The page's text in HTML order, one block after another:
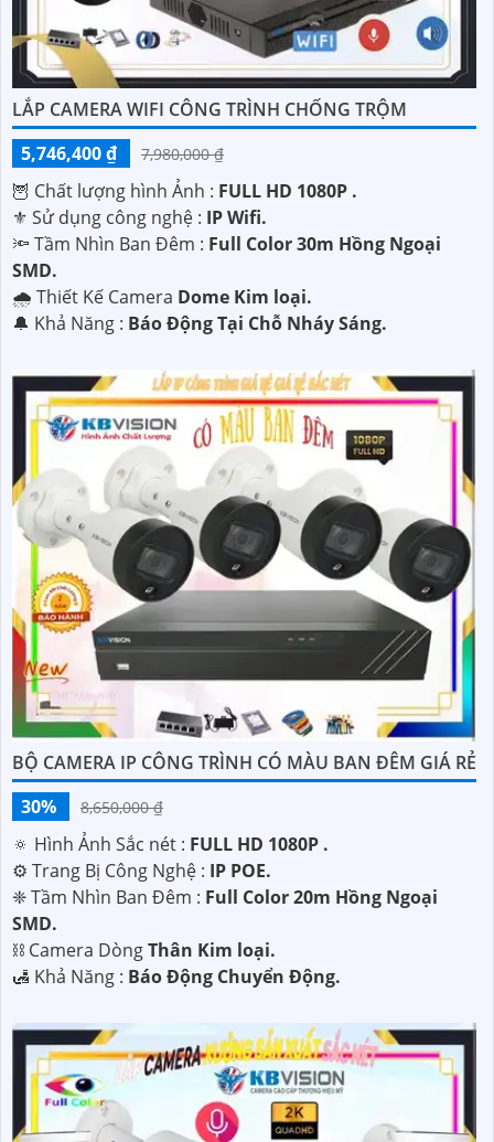
LẮP CAMERA WIFI CÔNG TRÌNH CHỐNG TRỘM
5,746,400 ₫
7,980,000 ₫
🦉 Chất lượng hình Ảnh : FULL HD 1080P .
⚜️ Sử dụng công nghệ : IP Wifi.
🔦 Tầm Nhìn Ban Đêm : Full Color 30m Hồng Ngoại
SMD.
🌧️ Thiết Kế Camera Dome Kim loại.
️🔔 Khả Năng : Báo Động Tại Chỗ Nháy Sáng.
BỘ CAMERA IP CÔNG TRÌNH CÓ MÀU BAN ĐÊM GIÁ RẺ
30%
8,650,000 ₫
🔅 Hình Ảnh Sắc nét : FULL HD 1080P .
⚙ Trang Bị Công Nghệ : IP POE.
❈ Tầm Nhìn Ban Đêm : Full Color 20m Hồng Ngoại
SMD.
⛓ Camera DòngThân Kim loại.
️🛃 Khả Năng : Báo Động Chuyển Động.